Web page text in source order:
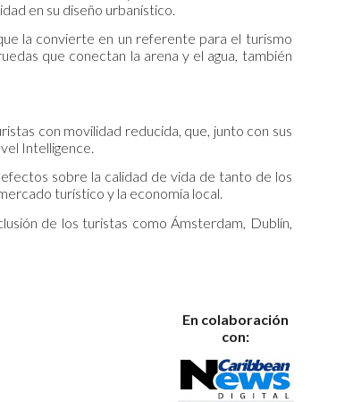
en su diseño urbanístico.
la convierte en un referente para el turismo
que conectan la arena y el agua, también
con movilidad reducida, que, junto con sus
Intelligence.
sobre la calidad de vida de tanto de los
turístico y la economía local.
de los turistas como Ámsterdam, Dublín,
En colaboración
con: